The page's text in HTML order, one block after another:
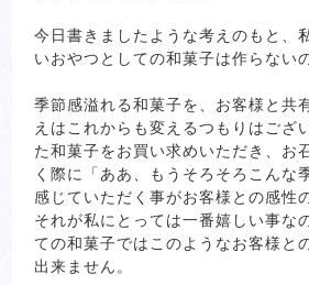
今日書きましたような考えのもと、
いおやつとしての和菓子は作らない
季節感溢れる和菓子を、お客様と共
えはこれからも変えるつもりはござ
た和菓子をお買い求めいただき、お
く際に「ああ、もうそろそろこんな
感じていただく事がお客様との感性
それが私にとっては一番嬉しい事な
ての和菓子ではこのようなお客様と
出来ません。